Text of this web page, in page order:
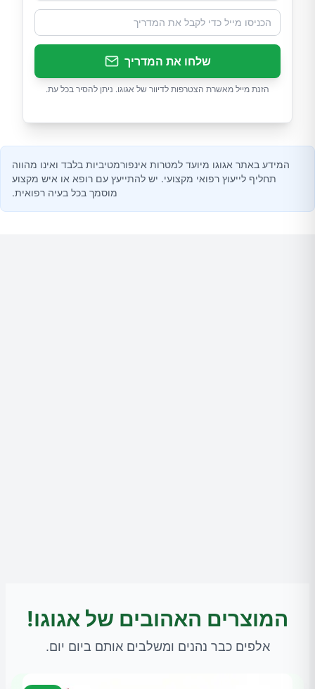
שלחו את המדריך
הזנת מייל מאשרת הצטרפות לדיוור של אגוגו. ניתן להסיר בכל עת.
המידע באתר אגוגו מיועד למטרות אינפורמטיביות בלבד ואינו מהווה
תחליף לייעוץ רפואי מקצועי. יש להתייעץ עם רופא או איש מקצוע
מוסמך בכל בעיה רפואית.
המוצרים האהובים של אגוגו!
אלפים כבר נהנים ומשלבים אותם ביום יום.